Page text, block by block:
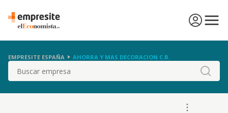
EMPRESITE ESPAÑA AHORRA Y MAS DECORACION C.B.
Buscar